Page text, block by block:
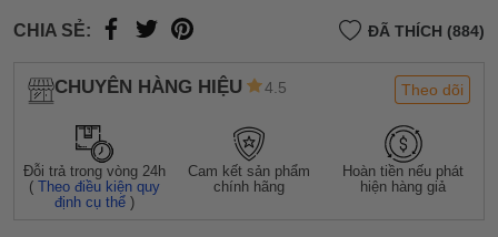
CHIA SẺ: ĐÃ THÍCH (884)
CHUYÊN HÀNG HIỆU 4.5 Theo dõi
Đỗi trả trong vòng 24h
(Theo điều kiện quy
định cụ thể )
Cam kết sản phẩm
chính hãng
Hoàn tiền nếu phát
hiện hàng giả